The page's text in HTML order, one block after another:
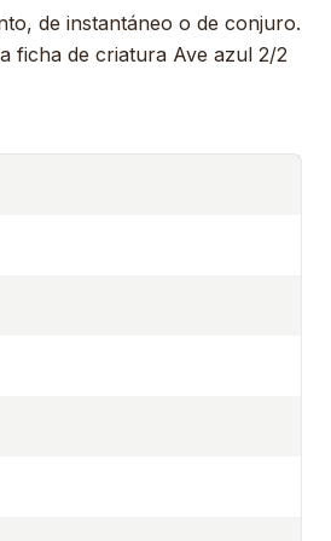
de instantáneo o de conjuro.
ficha de criatura Ave azul 2/2